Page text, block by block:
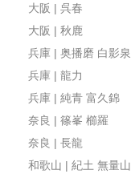
大阪 | 呉春
大阪 | 秋鹿
兵庫 | 奥播磨 白影泉
兵庫 | 龍力
兵庫 | 純青 富久錦
奈良 | 篠峯 櫛羅
奈良 | 長龍
和歌山 | 紀土 無量山